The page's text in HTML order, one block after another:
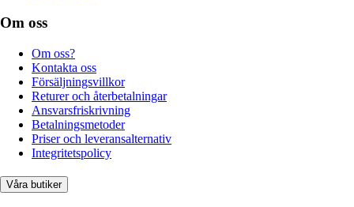
Om oss
Om oss?
Kontakta oss
Försäljningsvillkor
Returer och återbetalningar
Ansvarsfriskrivning
Betalningsmetoder
Priser och leveransalternativ
Integritetspolicy
Våra butiker